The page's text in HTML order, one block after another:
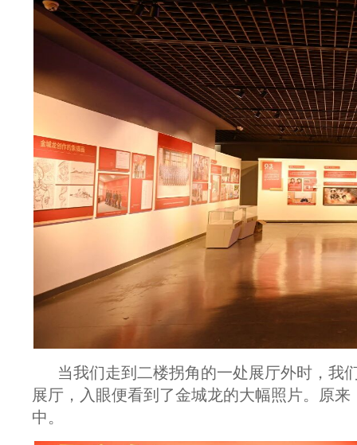
当我们走到二楼拐角的一处展厅外时，我
展厅，入眼便看到了金城龙的大幅照片。原
中。